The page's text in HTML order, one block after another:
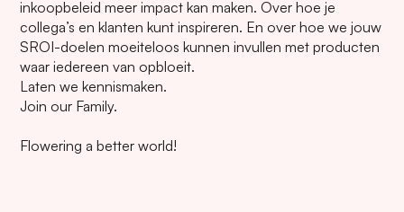
inkoopbeleid meer impact kan maken. Over hoe je
collega’s en klanten kunt inspireren. En over hoe we jouw
SROI-doelen moeiteloos kunnen invullen met producten
waar iedereen van opbloeit.
Laten we kennismaken.
Join our Family.
Flowering a better world!